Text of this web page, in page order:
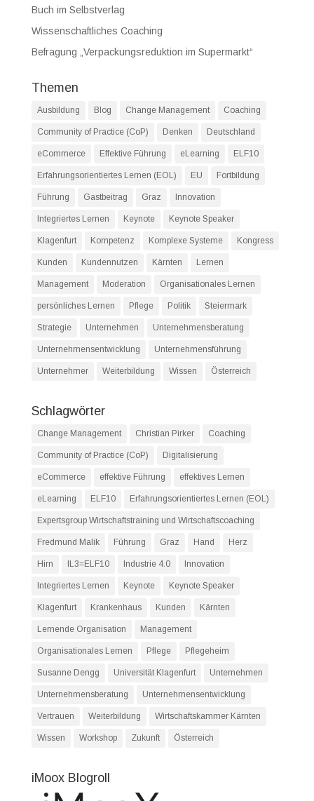
Buch im Selbstverlag
Wissenschaftliches Coaching
Befragung „Verpackungsreduktion im Supermarkt“
Themen
Ausbildung Blog Change Management Coaching
Community of Practice (CoP) Denken Deutschland
eCommerce Effektive Führung eLearning ELF10
Erfahrungsorientiertes Lernen (EOL) EU Fortbildung
Führung Gastbeitrag Graz Innovation
Integriertes Lernen Keynote Keynote Speaker
Klagenfurt Kompetenz Komplexe Systeme Kongress
Kunden Kundennutzen Kärnten Lernen
Management Moderation Organisationales Lernen
persönliches Lernen Pflege Politik Steiermark
Strategie Unternehmen Unternehmensberatung
Unternehmensentwicklung Unternehmensführung
Unternehmer Weiterbildung Wissen Österreich
Schlagwörter
Change Management Christian Pirker Coaching
Community of Practice (CoP) Digitalisierung
eCommerce effektive Führung effektives Lernen
eLearning ELF10 Erfahrungsorientiertes Lernen (EOL)
Expertsgroup Wirtschaftstraining und Wirtschaftscoaching
Fredmund Malik Führung Graz Hand Herz
Hirn IL3=ELF10 Industrie 4.0 Innovation
Integriertes Lernen Keynote Keynote Speaker
Klagenfurt Krankenhaus Kunden Kärnten
Lernende Organisation Management
Organisationales Lernen Pflege Pflegeheim
Susanne Dengg Universität Klagenfurt Unternehmen
Unternehmensberatung Unternehmensentwicklung
Vertrauen Weiterbildung Wirtschaftskammer Kärnten
Wissen Workshop Zukunft Österreich
iMoox Blogroll